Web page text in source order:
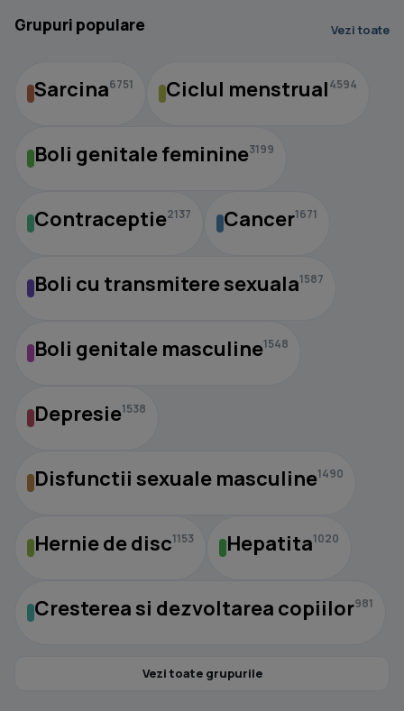
Grupuri populare Vezi toate
Sarcina6751 Ciclul menstrual4594
Boli genitale feminine3199
Contraceptie2137 Cancer1671
Boli cu transmitere sexuala1587
Boli genitale masculine1548
Depresie1538
Disfunctii sexuale masculine1490
Hernie de disc1153 Hepatita1020
Cresterea si dezvoltarea copiilor981
Vezi toate grupurile